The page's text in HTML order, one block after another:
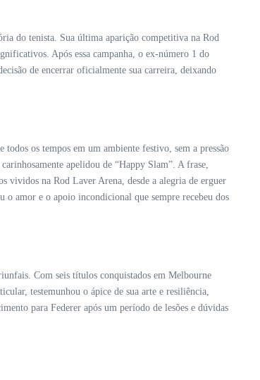
do tenista. Sua última aparição competitiva na Rod
Após essa campanha, o ex-número 1 do
de encerrar oficialmente sua carreira, deixando
os tempos em um ambiente festivo, sem a pressão
apelidou de “Happy Slam”. A frase,
vividos na Rod Laver Arena, desde a alegria de erguer
o amor e o apoio incondicional que sempre recebeu dos
Com seis títulos conquistados em Melbourne
testemunhou o ápice de sua arte e resiliência,
para Federer após um período de lesões e dúvidas